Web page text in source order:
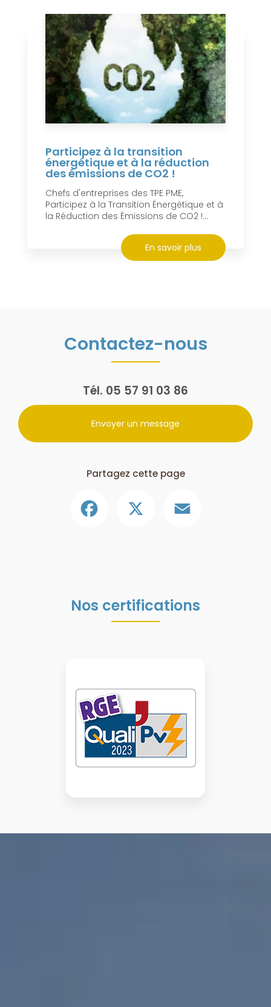
Participez à la transition
énergétique et à la réduction
des émissions de CO2 !
Chefs d'entreprises des TPE PME,
Participez à la Transition Énergétique et à
la Réduction des Émissions de CO2 !...
En savoir plus
Contactez-nous
Tél. 05 57 91 03 86
Envoyer un message
Partagez cette page
Nos certifications